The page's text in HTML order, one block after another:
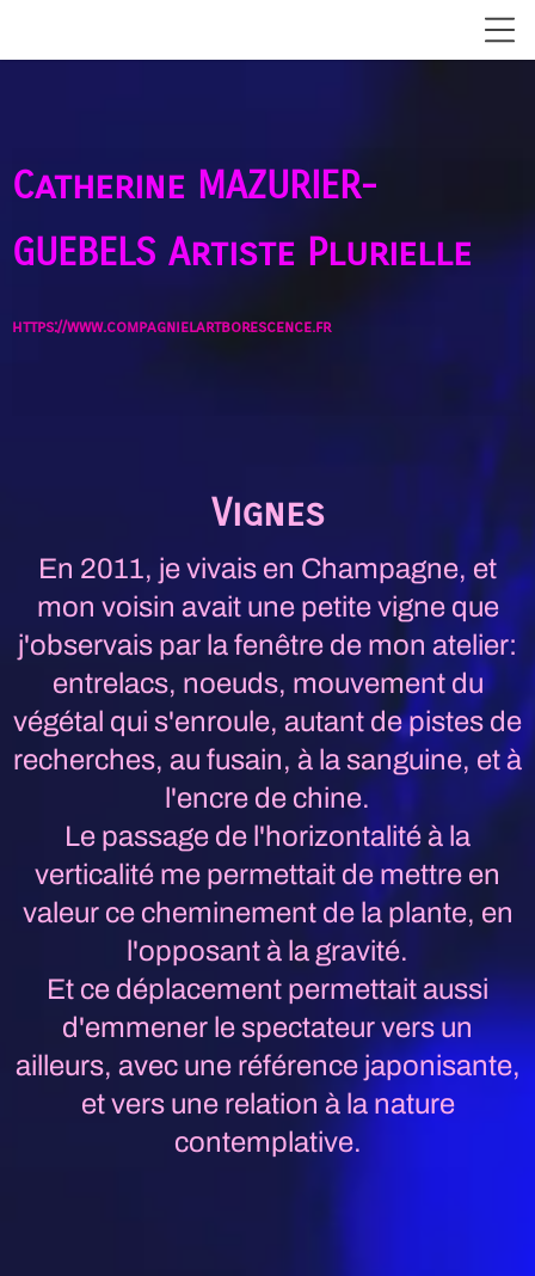
Catherine MAZURIER-
GUEBELS Artiste Plurielle
https://www.compagnielartborescence.fr
Vignes
En 2011, je vivais en Champagne, et
mon voisin avait une petite vigne que
j'observais par la fenêtre de mon atelier:
entrelacs, noeuds, mouvement du
végétal qui s'enroule, autant de pistes de
recherches, au fusain, à la sanguine, et à
l'encre de chine.
Le passage de l'horizontalité à la
verticalité me permettait de mettre en
valeur ce cheminement de la plante, en
l'opposant à la gravité.
Et ce déplacement permettait aussi
d'emmener le spectateur vers un
ailleurs, avec une référence japonisante,
et vers une relation à la nature
contemplative.